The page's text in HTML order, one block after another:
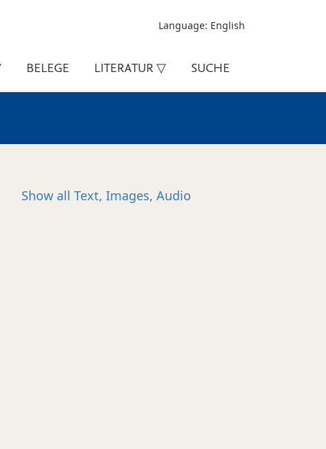
Language: English
BELEGE LITERATUR ▽ SUCHE
Show all Text, Images, Audio